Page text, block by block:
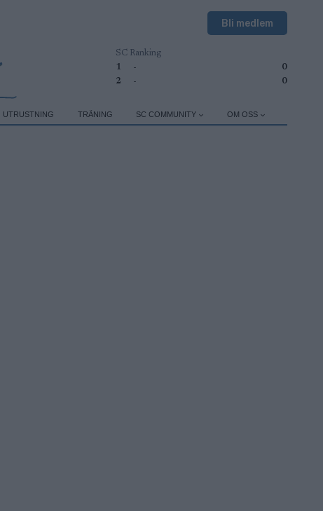
Bli medlem
SC Ranking
1
-
0
2
- 0
UTRUSTNING TRÄNING SC COMMUNITY OM OSS